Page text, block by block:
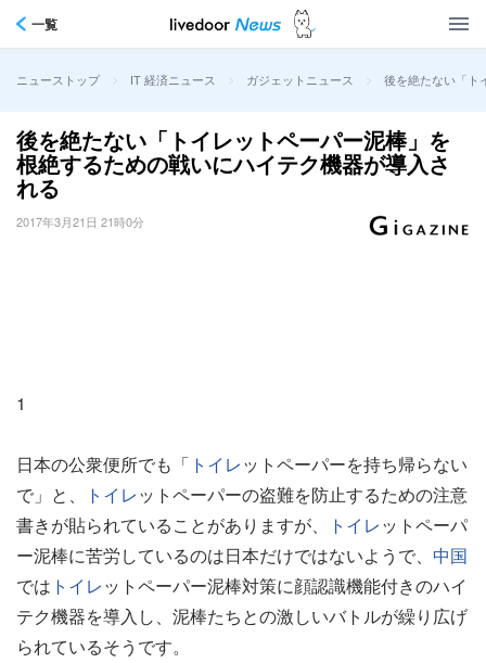
一覧
ニューストップ > IT 経済ニュース > ガジェットニュース > 後を絶たない「ト
後を絶たない「トイレットペーパー泥棒」を
根絶するための戦いにハイテク機器が導入さ
れる
2017年3月21日 21時0分
1
日本の公衆便所でも「 トイレットペーパーを持ち帰らない
で」と、
トイレットペーパーの盗難を防止するための注意
書きが貼られていることがありますが、
トイレットペーパ
ー泥棒に苦労しているのは日本だけではないようで、 中国
では トイレットペーパー泥棒対策に顔認識機能付きのハイ
テク機器を導入し、泥棒たちとの激しいバトルが繰り広げ
られているそうです。